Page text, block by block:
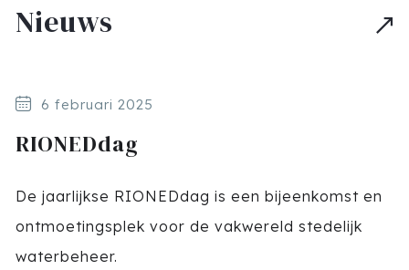
Nieuws
6 februari 2025
RIONEDdag
De jaarlijkse RIONEDdag is een bijeenkomst en
ontmoetingsplek voor de vakwereld stedelijk
waterbeheer.